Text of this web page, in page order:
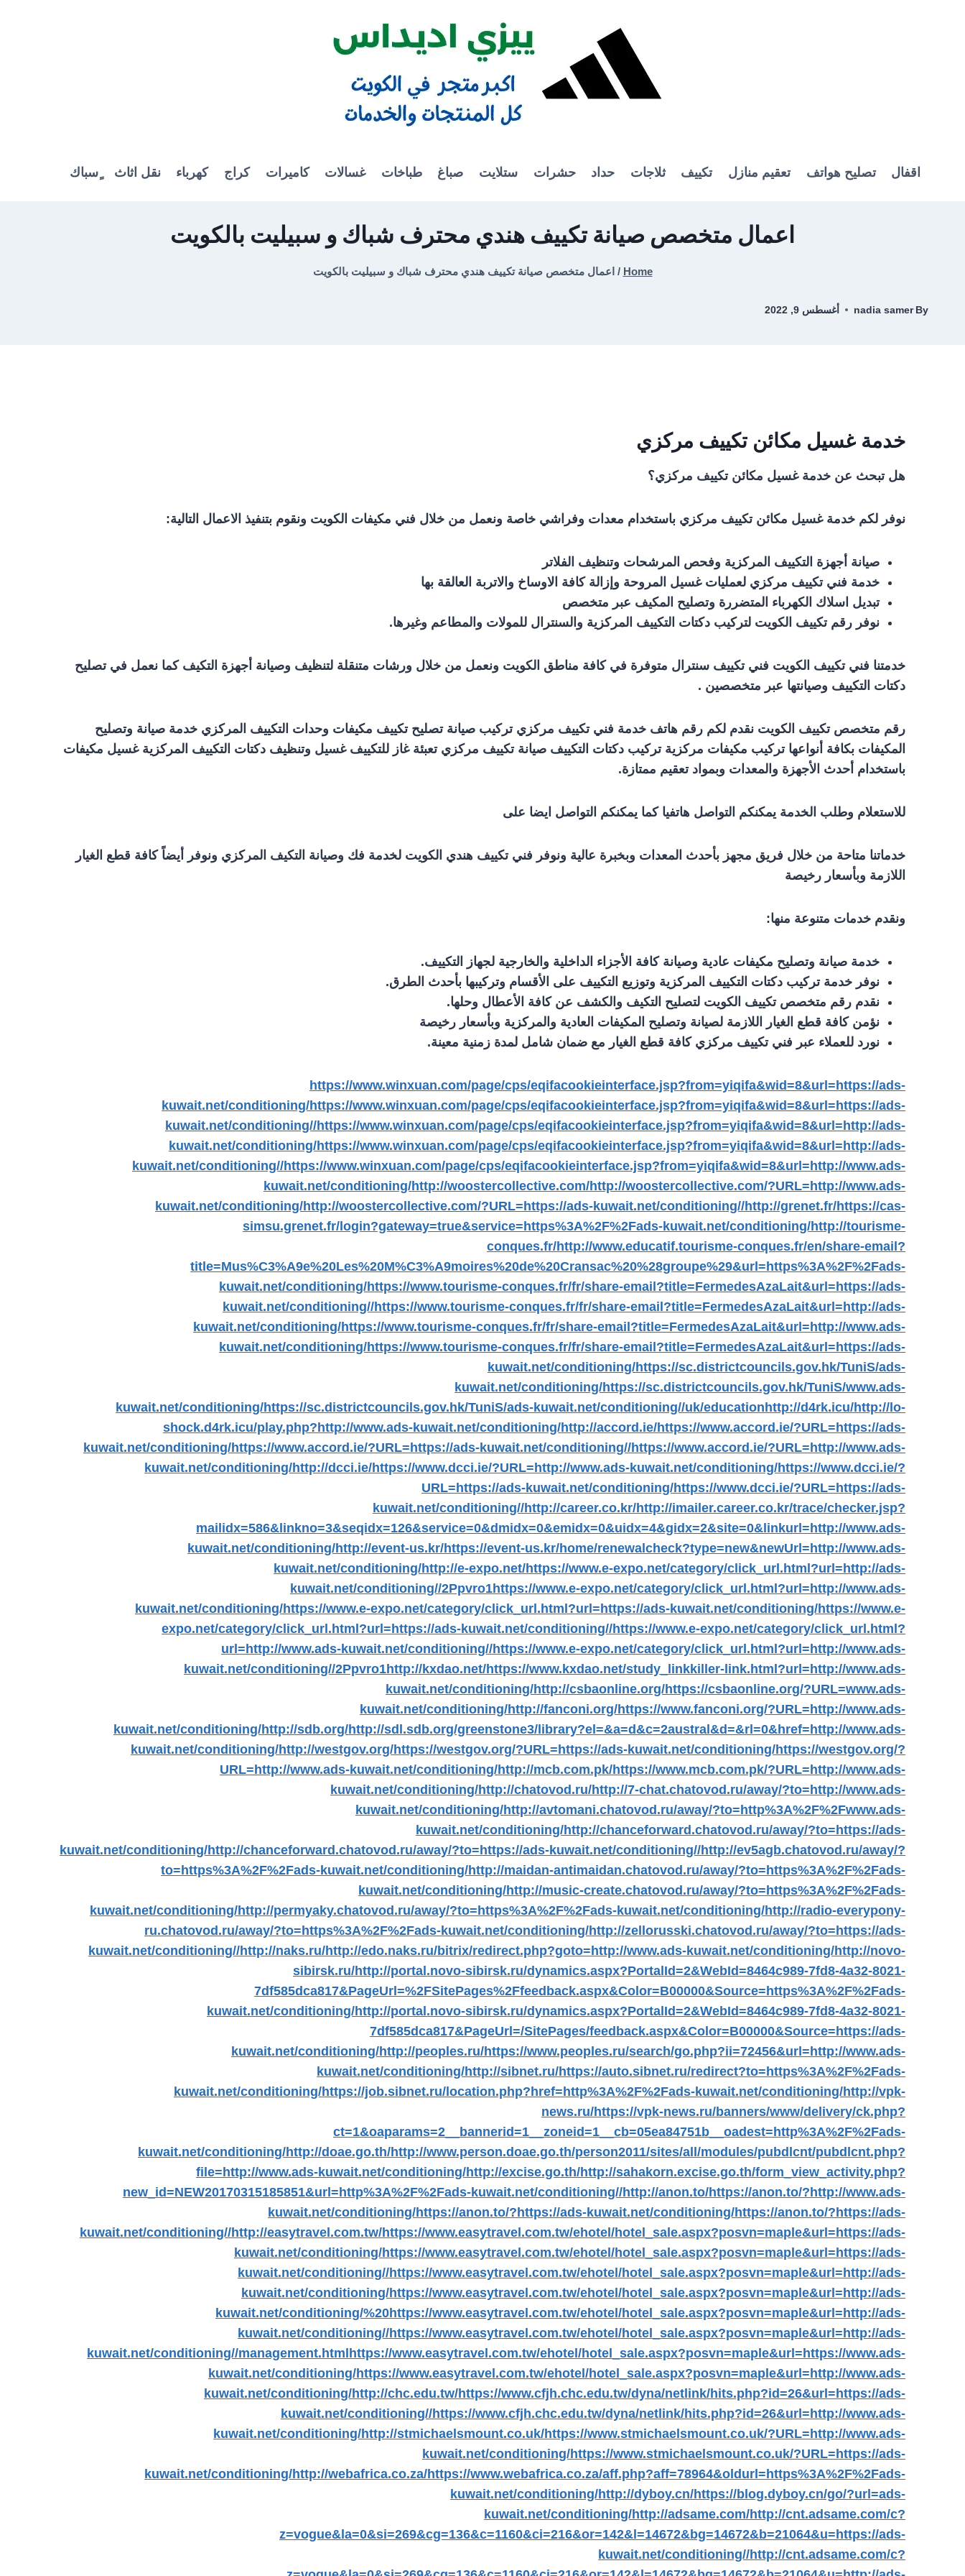
اقفال تصليح هواتف تعقيم منازل تكييف ثلاجات حداد حشرات ستلايت صباغ طباخات غسالات كاميرات كراج كهرباء نقل اثاث ٍسباك
اعمال متخصص صيانة تكييف هندي محترف شباك و سبيليت بالكويت
Home
/ اعمال متخصص صيانة تكييف هندي محترف شباك و سبيليت بالكويت
By
nadia samer أغسطس 9, 2022
خدمة غسيل مكائن تكييف مركزي
هل تبحث عن خدمة غسيل مكائن تكييف مركزي؟
نوفر لكم خدمة غسيل مكائن تكييف مركزي باستخدام معدات وفراشي خاصة ونعمل من خلال فني مكيفات الكويت ونقوم بتنفيذ الاعمال التالية:
صيانة أجهزة التكييف المركزية وفحص المرشحات وتنظيف الفلاتر
خدمة فني تكييف مركزي لعمليات غسيل المروحة وإزالة كافة الاوساخ والاتربة العالقة بها
تبديل اسلاك الكهرباء المتضررة وتصليح المكيف عبر متخصص
نوفر رقم تكييف الكويت لتركيب دكتات التكييف المركزية والسنترال للمولات والمطاعم وغيرها.
خدمتنا فني تكييف الكويت فني تكييف سنترال متوفرة في كافة مناطق الكويت ونعمل من خلال ورشات متنقلة لتنظيف وصيانة أجهزة التكيف كما نعمل في تصليح
دكتات التكييف وصيانتها عبر متخصصين .
رقم متخصص تكييف الكويت نقدم لكم رقم هاتف خدمة فني تكييف مركزي تركيب صيانة تصليح تكييف مكيفات وحدات التكييف المركزي خدمة صيانة وتصليح
المكيفات بكافة أنواعها تركيب مكيفات مركزية تركيب دكتات التكييف صيانة تكييف مركزي تعبئة غاز للتكييف غسيل وتنظيف دكتات التكييف المركزية غسيل مكيفات
باستخدام أحدث الأجهزة والمعدات وبمواد تعقيم ممتازة.
للاستعلام وطلب الخدمة يمكنكم التواصل هاتفيا كما يمكنكم التواصل ايضا على
خدماتنا متاحة من خلال فريق مجهز بأحدث المعدات وبخبرة عالية ونوفر فني تكييف هندي الكويت لخدمة فك وصيانة التكيف المركزي ونوفر أيضاً كافة قطع الغيار
اللازمة وبأسعار رخيصة
ونقدم خدمات متنوعة منها:
خدمة صيانة وتصليح مكيفات عادية وصيانة كافة الأجزاء الداخلية والخارجية لجهاز التكييف.
نوفر خدمة تركيب دكتات التكييف المركزية وتوزيع التكييف على الأقسام وتركيبها بأحدث الطرق.
نقدم رقم متخصص تكييف الكويت لتصليح التكيف والكشف عن كافة الأعطال وحلها.
نؤمن كافة قطع الغيار اللازمة لصيانة وتصليح المكيفات العادية والمركزية وبأسعار رخيصة
نورد للعملاء عبر فني تكييف مركزي كافة قطع الغيار مع ضمان شامل لمدة زمنية معينة.
https://www.winxuan.com/page/cps/eqifacookieinterface.jsp?from=yiqifa&wid=8&url=https://ads-
kuwait.net/conditioning/https://www.winxuan.com/page/cps/eqifacookieinterface.jsp?from=yiqifa&wid=8&url=https://ads-
kuwait.net/conditioning//https://www.winxuan.com/page/cps/eqifacookieinterface.jsp?from=yiqifa&wid=8&url=http://ads-
kuwait.net/conditioning/https://www.winxuan.com/page/cps/eqifacookieinterface.jsp?from=yiqifa&wid=8&url=http://ads-
kuwait.net/conditioning//https://www.winxuan.com/page/cps/eqifacookieinterface.jsp?from=yiqifa&wid=8&url=http://www.ads-
kuwait.net/conditioning/http://woostercollective.com/http://woostercollective.com/?URL=http://www.ads-
kuwait.net/conditioning/http://woostercollective.com/?URL=https://ads-kuwait.net/conditioning//http://grenet.fr/https://cas-
simsu.grenet.fr/login?gateway=true&service=https%3A%2F%2Fads-kuwait.net/conditioning/http://tourisme-
conques.fr/http://www.educatif.tourisme-conques.fr/en/share-email?
title=Mus%C3%A9e%20Les%20M%C3%A9moires%20de%20Cransac%20%28groupe%29&url=https%3A%2F%2Fads-
kuwait.net/conditioning/https://www.tourisme-conques.fr/fr/share-email?title=FermedesAzaLait&url=https://ads-
kuwait.net/conditioning//https://www.tourisme-conques.fr/fr/share-email?title=FermedesAzaLait&url=http://ads-
kuwait.net/conditioning/https://www.tourisme-conques.fr/fr/share-email?title=FermedesAzaLait&url=http://www.ads-
kuwait.net/conditioning/https://www.tourisme-conques.fr/fr/share-email?title=FermedesAzaLait&url=https://ads-
kuwait.net/conditioning/https://sc.districtcouncils.gov.hk/TuniS/ads-
kuwait.net/conditioning/https://sc.districtcouncils.gov.hk/TuniS/www.ads-
kuwait.net/conditioning/https://sc.districtcouncils.gov.hk/TuniS/ads-kuwait.net/conditioning//uk/education http://d4rk.icu/http://lo-
shock.d4rk.icu/play.php?http://www.ads-kuwait.net/conditioning/http://accord.ie/https://www.accord.ie/?URL=https://ads-
kuwait.net/conditioning/https://www.accord.ie/?URL=https://ads-kuwait.net/conditioning//https://www.accord.ie/?URL=http://www.ads-
kuwait.net/conditioning/http://dcci.ie/https://www.dcci.ie/?URL=http://www.ads-kuwait.net/conditioning/https://www.dcci.ie/?
URL=https://ads-kuwait.net/conditioning/https://www.dcci.ie/?URL=https://ads-
kuwait.net/conditioning//http://career.co.kr/http://imailer.career.co.kr/trace/checker.jsp?
mailidx=586&linkno=3&seqidx=126&service=0&dmidx=0&emidx=0&uidx=4&gidx=2&site=0&linkurl=http://www.ads-
kuwait.net/conditioning/http://event-us.kr/https://event-us.kr/home/renewalcheck?type=new&newUrl=http://www.ads-
kuwait.net/conditioning/http://e-expo.net/https://www.e-expo.net/category/click_url.html?url=http://ads-
kuwait.net/conditioning//2Ppvro1https://www.e-expo.net/category/click_url.html?url=http://www.ads-
kuwait.net/conditioning/https://www.e-expo.net/category/click_url.html?url=https://ads-kuwait.net/conditioning/https://www.e-
expo.net/category/click_url.html?url=https://ads-kuwait.net/conditioning//https://www.e-expo.net/category/click_url.html?
url=http://www.ads-kuwait.net/conditioning//https://www.e-expo.net/category/click_url.html?url=http://www.ads-
kuwait.net/conditioning//2Ppvro1http://kxdao.net/https://www.kxdao.net/study_linkkiller-link.html?url=http://www.ads-
kuwait.net/conditioning/http://csbaonline.org/https://csbaonline.org/?URL=www.ads-
kuwait.net/conditioning/http://fanconi.org/https://www.fanconi.org/?URL=http://www.ads-
kuwait.net/conditioning/http://sdb.org/http://sdl.sdb.org/greenstone3/library?el=&a=d&c=2austral&d=&rl=0&href=http://www.ads-
kuwait.net/conditioning/http://westgov.org/https://westgov.org/?URL=https://ads-kuwait.net/conditioning/https://westgov.org/?
URL=http://www.ads-kuwait.net/conditioning/http://mcb.com.pk/https://www.mcb.com.pk/?URL=http://www.ads-
kuwait.net/conditioning/http://chatovod.ru/http://7-chat.chatovod.ru/away/?to=http://www.ads-
kuwait.net/conditioning/http://avtomani.chatovod.ru/away/?to=http%3A%2F%2Fwww.ads-
kuwait.net/conditioning/http://chanceforward.chatovod.ru/away/?to=https://ads-
kuwait.net/conditioning/http://chanceforward.chatovod.ru/away/?to=https://ads-kuwait.net/conditioning//http://ev5agb.chatovod.ru/away/?
to=https%3A%2F%2Fads-kuwait.net/conditioning/http://maidan-antimaidan.chatovod.ru/away/?to=https%3A%2F%2Fads-
kuwait.net/conditioning/http://music-create.chatovod.ru/away/?to=https%3A%2F%2Fads-
kuwait.net/conditioning/http://permyaky.chatovod.ru/away/?to=https%3A%2F%2Fads-kuwait.net/conditioning/http://radio-everypony-
ru.chatovod.ru/away/?to=https%3A%2F%2Fads-kuwait.net/conditioning/http://zellorusski.chatovod.ru/away/?to=https://ads-
kuwait.net/conditioning//http://naks.ru/http://edo.naks.ru/bitrix/redirect.php?goto=http://www.ads-kuwait.net/conditioning/http://novo-
sibirsk.ru/http://portal.novo-sibirsk.ru/dynamics.aspx?PortalId=2&WebId=8464c989-7fd8-4a32-8021-
7df585dca817&PageUrl=%2FSitePages%2Ffeedback.aspx&Color=B00000&Source=https%3A%2F%2Fads-
kuwait.net/conditioning/http://portal.novo-sibirsk.ru/dynamics.aspx?PortalId=2&WebId=8464c989-7fd8-4a32-8021-
7df585dca817&PageUrl=/SitePages/feedback.aspx&Color=B00000&Source=https://ads-
kuwait.net/conditioning/http://peoples.ru/https://www.peoples.ru/search/go.php?ii=72456&url=http://www.ads-
kuwait.net/conditioning/http://sibnet.ru/https://auto.sibnet.ru/redirect?to=https%3A%2F%2Fads-
kuwait.net/conditioning/https://job.sibnet.ru/location.php?href=http%3A%2F%2Fads-kuwait.net/conditioning/http://vpk-
news.ru/https://vpk-news.ru/banners/www/delivery/ck.php?
ct=1&oaparams=2__bannerid=1__zoneid=1__cb=05ea84751b__oadest=http%3A%2F%2Fads-
kuwait.net/conditioning/http://doae.go.th/http://www.person.doae.go.th/person2011/sites/all/modules/pubdlcnt/pubdlcnt.php?
file=http://www.ads-kuwait.net/conditioning/http://excise.go.th/http://sahakorn.excise.go.th/form_view_activity.php?
new_id=NEW20170315185851&url=http%3A%2F%2Fads-kuwait.net/conditioning//http://anon.to/https://anon.to/?http://www.ads-
kuwait.net/conditioning/https://anon.to/?https://ads-kuwait.net/conditioning/https://anon.to/?https://ads-
kuwait.net/conditioning//http://easytravel.com.tw/https://www.easytravel.com.tw/ehotel/hotel_sale.aspx?posvn=maple&url=https://ads-
kuwait.net/conditioning/https://www.easytravel.com.tw/ehotel/hotel_sale.aspx?posvn=maple&url=https://ads-
kuwait.net/conditioning//https://www.easytravel.com.tw/ehotel/hotel_sale.aspx?posvn=maple&url=http://ads-
kuwait.net/conditioning/https://www.easytravel.com.tw/ehotel/hotel_sale.aspx?posvn=maple&url=http://ads-
kuwait.net/conditioning/%20https://www.easytravel.com.tw/ehotel/hotel_sale.aspx?posvn=maple&url=http://ads-
kuwait.net/conditioning//https://www.easytravel.com.tw/ehotel/hotel_sale.aspx?posvn=maple&url=http://ads-
kuwait.net/conditioning//management.html https://www.easytravel.com.tw/ehotel/hotel_sale.aspx?posvn=maple&url=https://www.ads-
kuwait.net/conditioning/https://www.easytravel.com.tw/ehotel/hotel_sale.aspx?posvn=maple&url=http://www.ads-
kuwait.net/conditioning/http://chc.edu.tw/https://www.cfjh.chc.edu.tw/dyna/netlink/hits.php?id=26&url=https://ads-
kuwait.net/conditioning//https://www.cfjh.chc.edu.tw/dyna/netlink/hits.php?id=26&url=http://www.ads-
kuwait.net/conditioning/http://stmichaelsmount.co.uk/https://www.stmichaelsmount.co.uk/?URL=http://www.ads-
kuwait.net/conditioning/https://www.stmichaelsmount.co.uk/?URL=https://ads-
kuwait.net/conditioning/http://webafrica.co.za/https://www.webafrica.co.za/aff.php?aff=78964&oldurl=https%3A%2F%2Fads-
kuwait.net/conditioning/http://dyboy.cn/https://blog.dyboy.cn/go/?url=ads-
kuwait.net/conditioning/http://adsame.com/http://cnt.adsame.com/c?
z=vogue&la=0&si=269&cg=136&c=1160&ci=216&or=142&l=14672&bg=14672&b=21064&u=https://ads-
kuwait.net/conditioning//http://cnt.adsame.com/c?